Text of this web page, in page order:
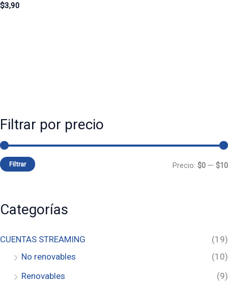
Filtrar por precio
Filtrar Precio: $0 — $10
Categorías
CUENTAS STREAMING
(19)
No renovables
(10)
Renovables
(9)
$3,90